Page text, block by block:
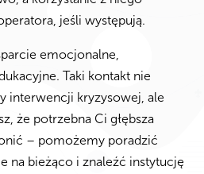
jeśli występują.
emocjonalne,
Taki kontakt nie
interwencji kryzysowej, ale
że potrzebna Ci głębsza
– pomożemy poradzić
na bieżąco i znaleźć instytucję